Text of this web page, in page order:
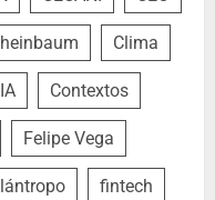
Clima
Contextos
Felipe Vega
fintech